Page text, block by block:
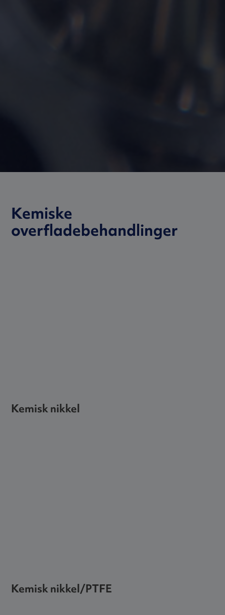
Kemiske
overfladebehandlinger
Kemisk nikkel
Kemisk nikkel/PTFE